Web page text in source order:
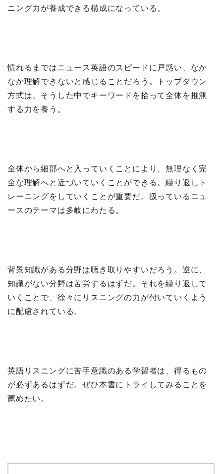
ニング力が養成できる構成になっている。
慣れるまではニュース英語のスピードに戸惑い、なか
なか理解できないと感じることだろう。トップダウン
方式は、そうした中でキーワードを拾って全体を推測
する力を養う。
全体から細部へと入っていくことにより、無理なく完
全な理解へと近づいていくことができる。繰り返しト
レーニングをしていくことが重要だ。扱っているニュ
ースのテーマは多岐にわたる。
背景知識がある分野は聴き取りやすいだろう。逆に、
知識がない分野は苦労するはずだ。それを繰り返して
いくことで、徐々にリスニングの力が付いていくよう
に配慮されている。
英語リスニングに苦手意識のある学習者は、得るもの
が必ずあるはずだ。ぜひ本書にトライしてみることを
薦めたい。